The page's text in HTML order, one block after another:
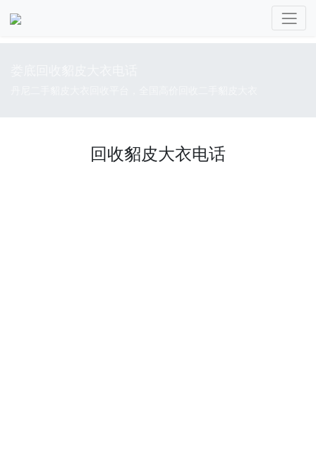
回收貂皮大衣电话